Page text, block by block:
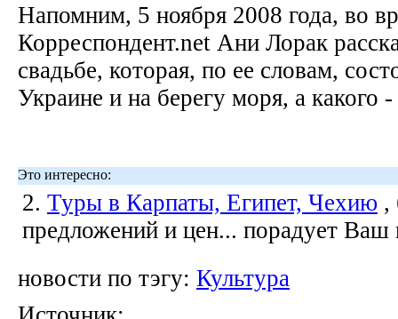
Напомним, 5 ноября 2008 года, во
Корреспондент.net Ани Лорак
свадьбе, которая, по ее словам,
Украине и на берегу моря, а какого
Это интересно:
2. Туры в Карпаты, Египет, Чехию ,
предложений и цен... порадует Ваш
новости по тэгу: Культура